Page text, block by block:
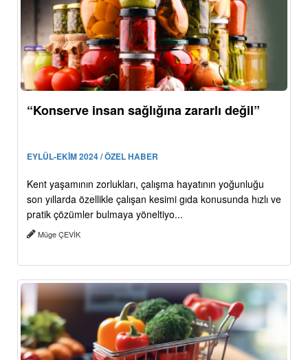
“Konserve insan sağlığına zararlı değil”
EYLÜL-EKİM 2024 / ÖZEL HABER
Kent yaşamının zorlukları, çalışma hayatının yoğunluğu
son yıllarda özellikle çalışan kesimi gıda konusunda hızlı ve
pratik çözümler bulmaya yöneltiyo...
Müge ÇEVİK